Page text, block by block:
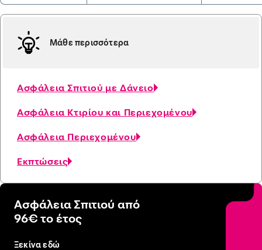
Μάθε περισσότερα
Ασφάλεια Σπιτιού με Δάνειο
Ασφάλεια Κτιρίου και Περιεχομένου
Aσφάλεια Περιεχομένου
Εκπτώσεις
Ασφάλεια Σπιτιού από
96€ το έτος
Ξεκίνα εδώ